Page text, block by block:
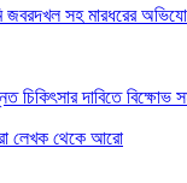
জবরদখল সহ মারধরের
চিকিৎসার দাবিতে বিক্ষোভ
লেখক থেকে আরো